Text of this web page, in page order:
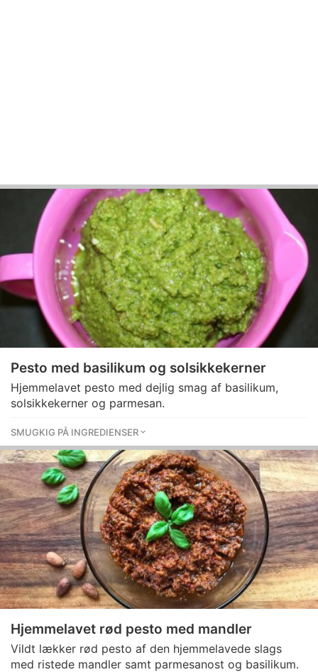
Pesto med basilikum og solsikkekerner
Hjemmelavet pesto med dejlig smag af basilikum,
solsikkekerner og parmesan.
SMUGKIG PÅ INGREDIENSER
Hjemmelavet rød pesto med mandler
Vildt lækker rød pesto af den hjemmelavede slags
med ristede mandler samt parmesanost og basilikum.